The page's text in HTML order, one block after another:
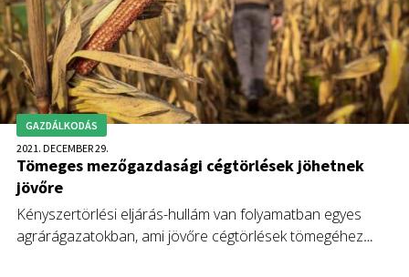
GAZDÁLKODÁS
2021. DECEMBER 29.
Tömeges mezőgazdasági cégtörlések jöhetnek
jövőre
Kényszertörlési eljárás-hullám van folyamatban egyes
agrárágazatokban, ami jövőre cégtörlések tömegéhez